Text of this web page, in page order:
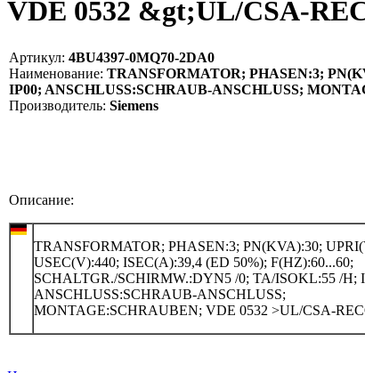
VDE 0532 &gt;UL/CSA-
Артикул: 4BU4397-0MQ70-2DA0
Наименование: TRANSFORMATOR; PHASEN:3;
IP00; ANSCHLUSS:SCHRAUB-ANSCHLUSS;
Производитель: Siemens
Описание:
TRANSFORMATOR; PHASEN:3; PN(KVA):30;
USEC(V):440; ISEC(A):39,4 (ED 50%); F(HZ):60...60;
SCHALTGR./SCHIRMW.:DYN5 /0; TA/ISOKL:55 /H;
ANSCHLUSS:SCHRAUB-ANSCHLUSS;
MONTAGE:SCHRAUBEN; VDE 0532 >UL/CSA-